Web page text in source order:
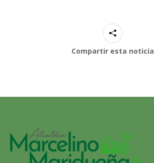
Compartir esta noticia